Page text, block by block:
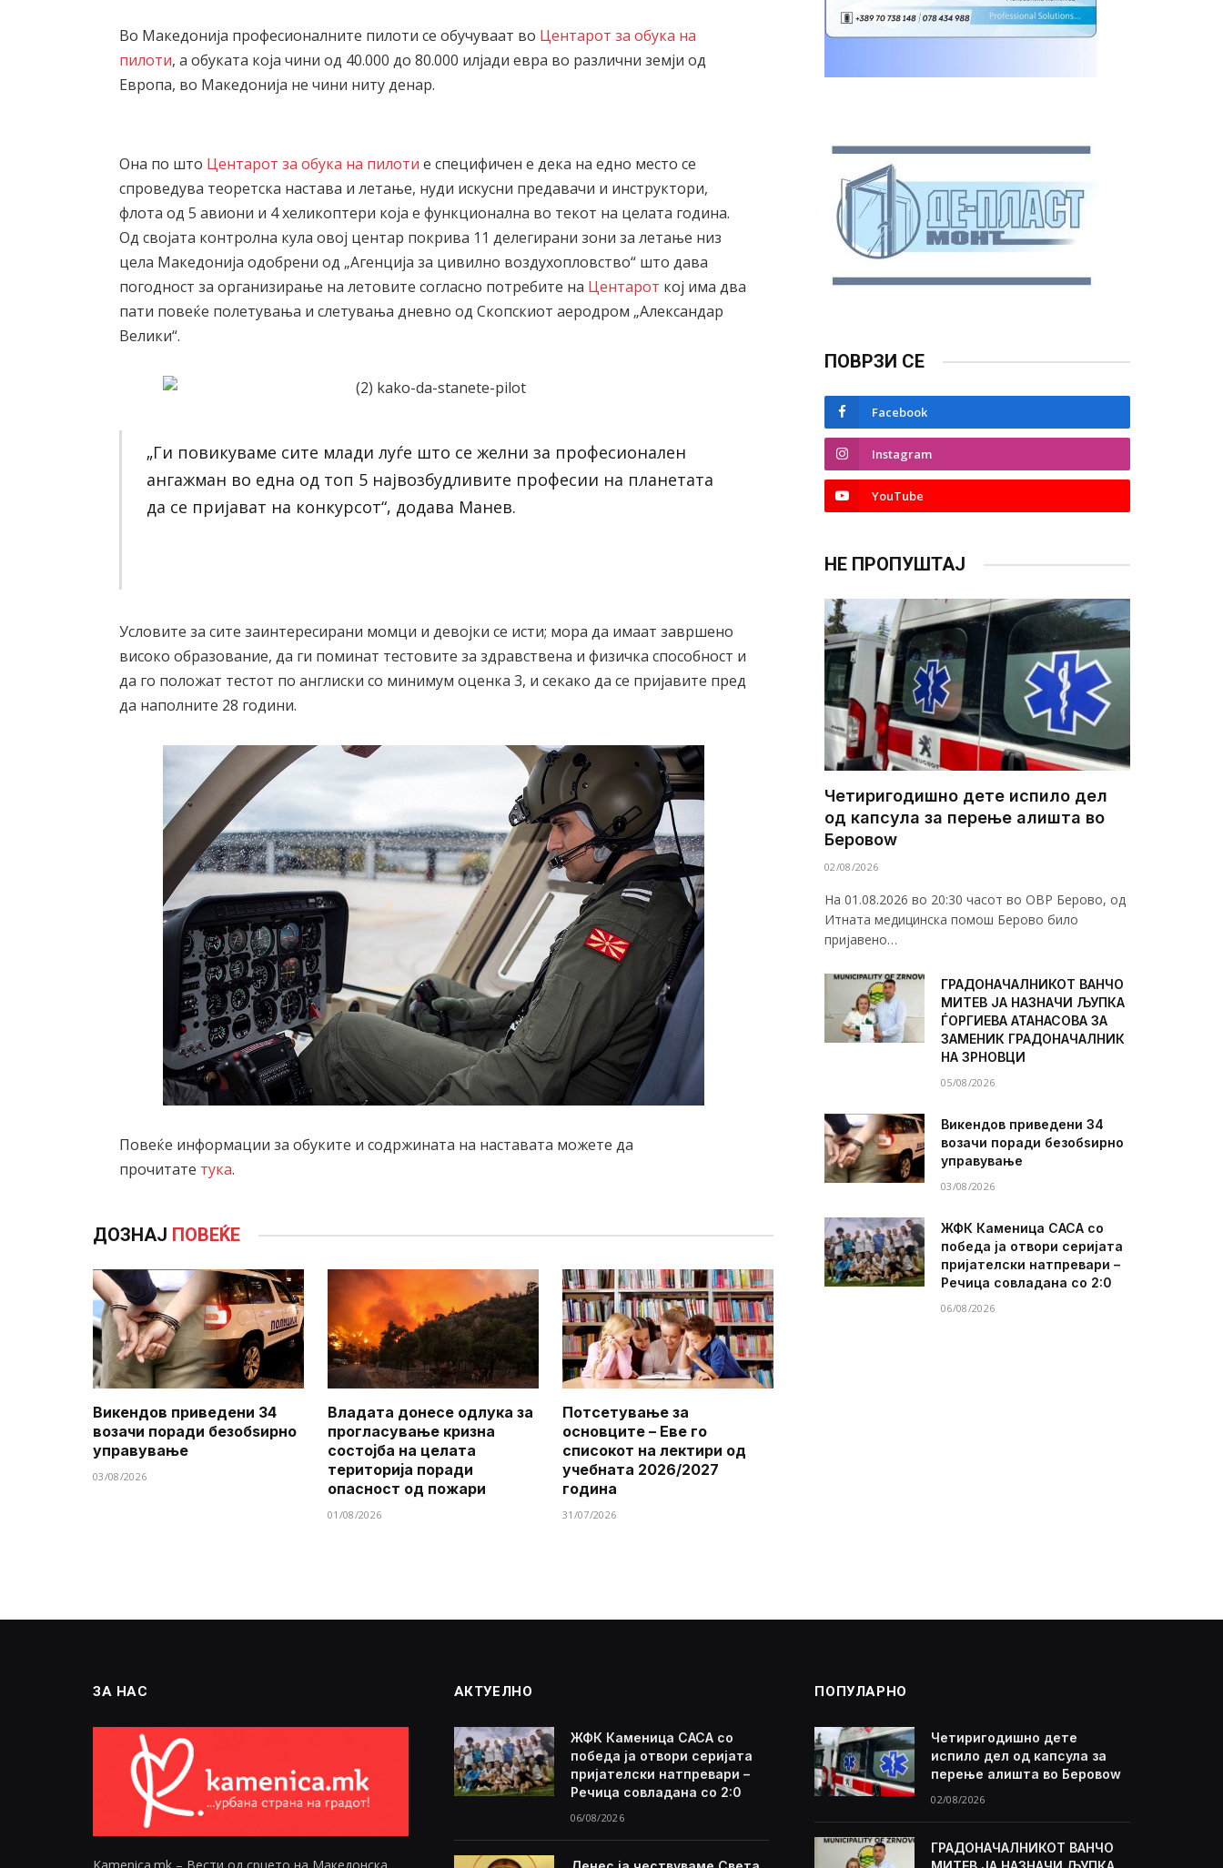
Во Македонија професионалните пилоти се обучуваат во Центарот за обука на
пилоти, а обуката која чини од 40.000 до 80.000 илјади евра во различни земји од
Европа, во Македонија не чини ниту денар.
Она по што Центарот за обука на пилоти е специфичен е дека на едно место се
спроведува теоретска настава и летање, нуди искусни предавачи и инструктори,
флота од 5 авиони и 4 хеликоптери која е функционална во текот на целата година.
Од својата контролна кула овој центар покрива 11 делегирани зони за летање низ
цела Македонија одобрени од „Агенција за цивилно воздухопловство“ што дава
погодност за организирање на летовите согласно потребите на Центарот кој има два
пати повеќе полетувања и слетувања дневно од Скопскиот аеродром „Александар
Велики“.
„Ги повикуваме сите млади луѓе што се желни за професионален
ангажман во една од топ 5 највозбудливите професии на планетата
да се пријават на конкурсот“, додава Манев.
Условите за сите заинтересирани момци и девојки се исти; мора да имаат завршено
високо образование, да ги поминат тестовите за здравствена и физичка способност и
да го положат тестот по англиски со минимум оценка 3, и секако да се пријавите пред
да наполните 28 години.
Повеќе информации за обуките и содржината на наставата можете да
прочитате тука.
ДОЗНАЈ ПОВЕЌЕ
Викендов приведени 34
возачи поради безобѕирно
управување
03/08/2026
Владата донесе одлука за
прогласување кризна
состојба на целата
територија поради
опасност од пожари
01/08/2026
Потсетување за
основците – Еве го
списокот на лектири од
учебната 2026/2027
година
31/07/2026
ПОВРЗИ СЕ
Facebook
Instagram
YouTube
НЕ ПРОПУШТАЈ
Четиригодишно дете испило дел
од капсула за перење алишта во
Беровоw
02/08/2026
На 01.08.2026 во 20:30 часот во ОВР Берово, од
Итната медицинска помош Берово било
пријавено…
ГРАДОНАЧАЛНИКОТ ВАНЧО
МИТЕВ ЈА НАЗНАЧИ ЉУПКА
ЃОРГИЕВА АТАНАСОВА ЗА
ЗАМЕНИК ГРАДОНАЧАЛНИК
НА ЗРНОВЦИ
05/08/2026
Викендов приведени 34
возачи поради безобѕирно
управување
03/08/2026
ЖФК Каменица САСА со
победа ја отвори серијата
пријателски натпревари –
Речица совладана со 2:0
06/08/2026
ЗА НАС АКТУЕЛНО
ЖФК Каменица САСА со
победа ја отвори серијата
пријателски натпревари –
Речица совладана со 2:0
06/08/2026
ПОПУЛАРНО
Четиригодишно дете
испило дел од капсула за
перење алишта во Беровоw
02/08/2026
ГРАДОНАЧАЛНИКОТ ВАНЧО